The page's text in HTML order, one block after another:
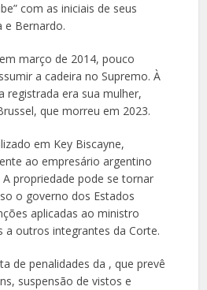
com as iniciais de seus
e Bernardo.
março de 2014, pouco
a cadeira no Supremo. À
registrada era sua mulher,
que morreu em 2023.
em Key Biscayne,
ao empresário argentino
A propriedade pode se tornar
o governo dos Estados
aplicadas ao ministro
a outros integrantes da Corte.
de penalidades da , que prevê
suspensão de vistos e